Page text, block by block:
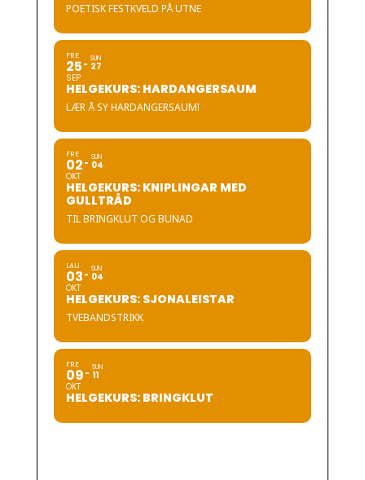
POETISK FESTKVELD PÅ UTNE
FRE
25
SEP
SUN
27
HELGEKURS: HARDANGERSAUM
LÆR Å SY HARDANGERSAUM!
FRE
02
OKT
SUN
04
HELGEKURS: KNIPLINGAR MED
GULLTRÅD
TIL BRINGKLUT OG BUNAD
LAU
03
OKT
SUN
04
HELGEKURS: SJONALEISTAR
TVEBANDSTRIKK
FRE
09
OKT
SUN
11
HELGEKURS: BRINGKLUT